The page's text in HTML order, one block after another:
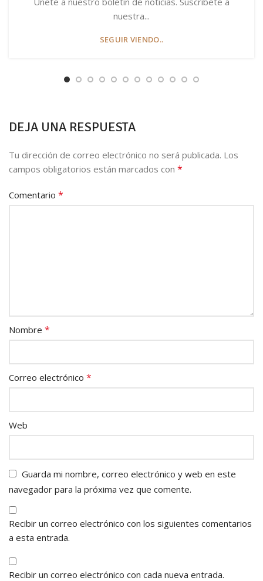
nuestra...
SEGUIR VIENDO..
DEJA UNA RESPUESTA
Tu dirección de correo electrónico no será publicada. Los
campos obligatorios están marcados con *
Comentario *
Nombre *
Correo electrónico *
Web
Guarda mi nombre, correo electrónico y web en este
navegador para la próxima vez que comente.
Recibir un correo electrónico con los siguientes comentarios
a esta entrada.
Recibir un correo electrónico con cada nueva entrada.